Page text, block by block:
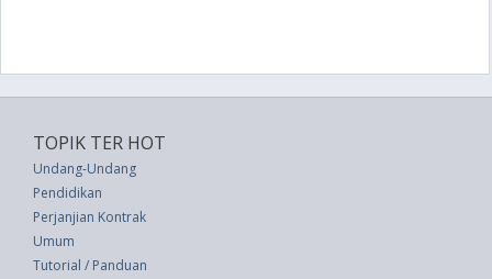
TOPIK TER HOT
Undang-Undang
Pendidikan
Perjanjian Kontrak
Umum
Tutorial / Panduan